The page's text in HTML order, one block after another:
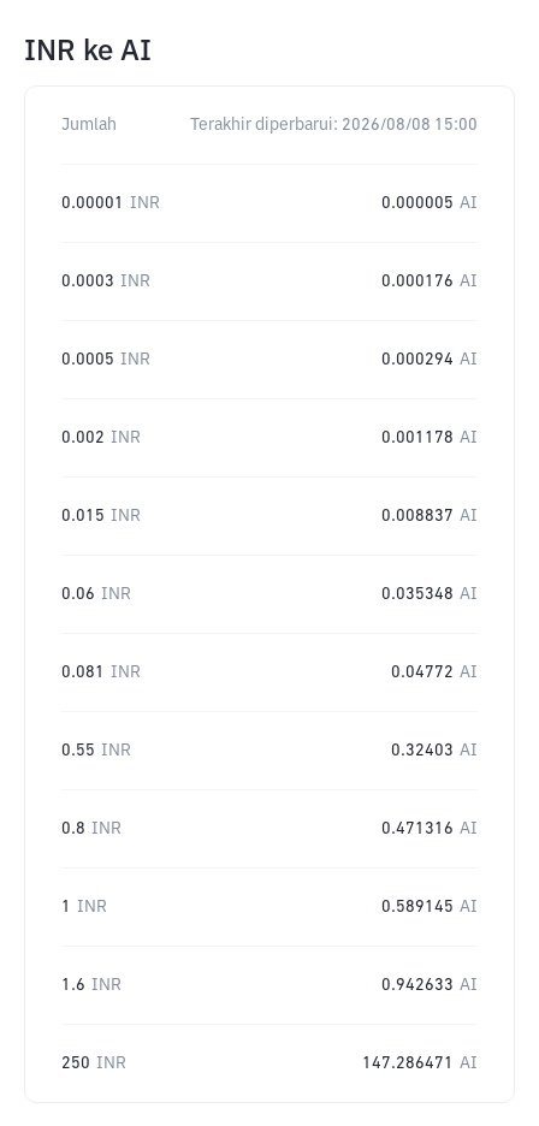
INR ke AI
Jumlah Terakhir diperbarui: 2026/08/08 15:00
0.00001 INR 0.000005 AI
0.0003 INR 0.000176 AI
0.0005 INR 0.000294 AI
0.002 INR 0.001178 AI
0.015 INR 0.008837 AI
0.06 INR 0.035348 AI
0.081 INR 0.04772 AI
0.55 INR 0.32403 AI
0.8 INR 0.471316 AI
1 INR 0.589145 AI
1.6 INR 0.942633 AI
250 INR 147.286471 AI